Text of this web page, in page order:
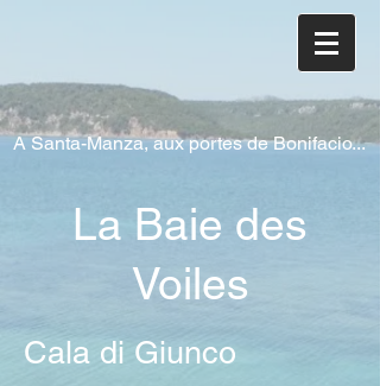
A Santa-Manza, aux portes de Bonifacio...
La Baie des
Voiles
Cala di Giunco